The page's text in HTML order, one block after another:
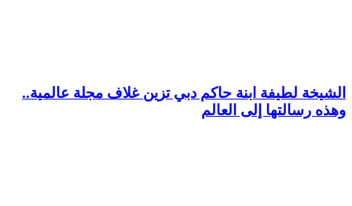
الشيخة لطيفة ابنة حاكم دبي تزين غلاف مجلة عالمية..
وهذه رسالتها إلى العالم